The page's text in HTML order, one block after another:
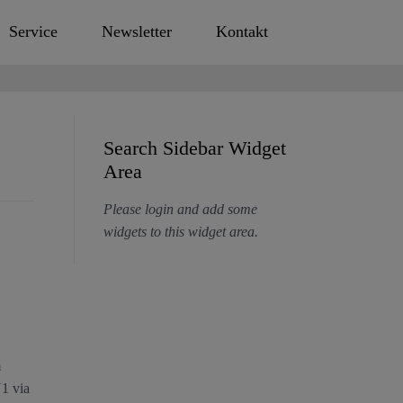
Service Newsletter Kontakt
via
Search Sidebar Widget
Area
Please login and add some
widgets to this widget area.